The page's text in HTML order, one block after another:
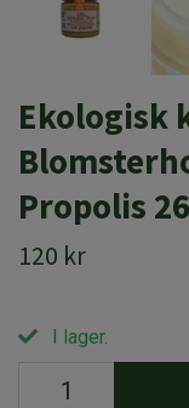
Ekologisk
Propolis
120 kr
I lager.